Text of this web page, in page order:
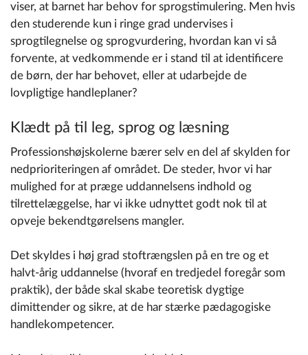
viser, at barnet har behov for sprogstimulering. Men hvis
den studerende kun i ringe grad undervises i
sprogtilegnelse og sprogvurdering, hvordan kan vi så
forvente, at vedkommende er i stand til at identificere
de børn, der har behovet, eller at udarbejde de
lovpligtige handleplaner?
Klædt på til leg, sprog og læsning
Professionshøjskolerne bærer selv en del af skylden for
nedprioriteringen af området. De steder, hvor vi har
mulighed for at præge uddannelsens indhold og
tilrettelæggelse, har vi ikke udnyttet godt nok til at
opveje bekendtgørelsens mangler.
Det skyldes i høj grad stoftrængslen på en tre og et
halvt-årig uddannelse (hvoraf en tredjedel foregår som
praktik), der både skal skabe teoretisk dygtige
dimittender og sikre, at de har stærke pædagogiske
handlekompetencer.